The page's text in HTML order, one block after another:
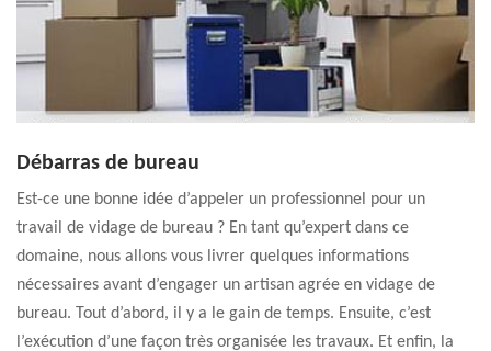
Débarras de bureau
Est-ce une bonne idée d’appeler un professionnel pour un
travail de vidage de bureau ? En tant qu’expert dans ce
domaine, nous allons vous livrer quelques informations
nécessaires avant d’engager un artisan agrée en vidage de
bureau. Tout d’abord, il y a le gain de temps. Ensuite, c’est
l’exécution d’une façon très organisée les travaux. Et enfin, la